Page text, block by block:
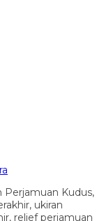
Perjamuan Kudus,
ukiran
relief perjamuan